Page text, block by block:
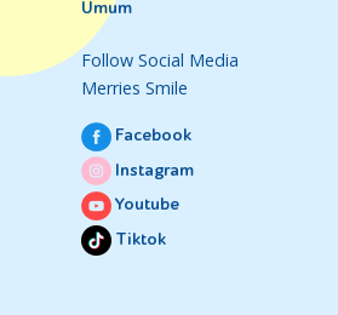
Umum
Follow Social Media
Merries Smile
Facebook
Instagram
Youtube
Tiktok